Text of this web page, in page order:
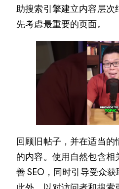
助搜索引擎建立内容层次
先考虑最重要的页面。
回顾旧帖子，并在适当
的内容。使用自然包含相
善 SEO，同时引导受众获